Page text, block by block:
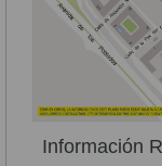
Información